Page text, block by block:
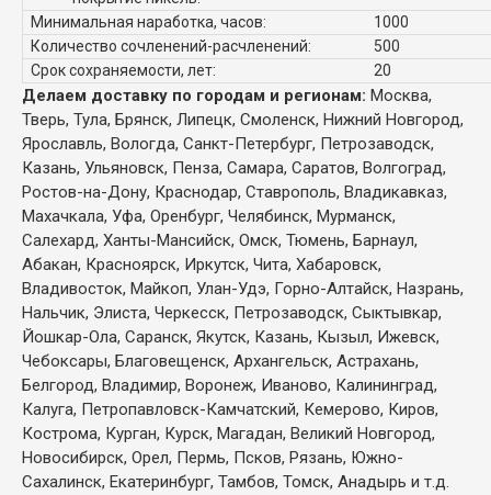
Минимальная наработка, часов:
1000
Количество сочленений-расчленений:
500
Срок сохраняемости, лет:
20
Делаем доставку по городам и регионам: Москва,
Тверь, Тула, Брянск, Липецк, Смоленск, Нижний Новгород,
Ярославль, Вологда, Санкт-Петербург, Петрозаводск,
Казань, Ульяновск, Пенза, Самара, Саратов, Волгоград,
Ростов-на-Дону, Краснодар, Ставрополь, Владикавказ,
Махачкала, Уфа, Оренбург, Челябинск, Мурманск,
Салехард, Ханты-Мансийск, Омск, Тюмень, Барнаул,
Абакан, Красноярск, Иркутск, Чита, Хабаровск,
Владивосток, Майкоп, Улан-Удэ, Горно-Алтайск, Назрань,
Нальчик, Элиста, Черкесск, Петрозаводск, Сыктывкар,
Йошкар-Ола, Саранск, Якутск, Казань, Кызыл, Ижевск,
Чебоксары, Благовещенск, Архангельск, Астрахань,
Белгород, Владимир, Воронеж, Иваново, Калининград,
Калуга, Петропавловск-Камчатский, Кемерово, Киров,
Кострома, Курган, Курск, Магадан, Великий Новгород,
Новосибирск, Орел, Пермь, Псков, Рязань, Южно-
Сахалинск, Екатеринбург, Тамбов, Томск, Анадырь и т.д.